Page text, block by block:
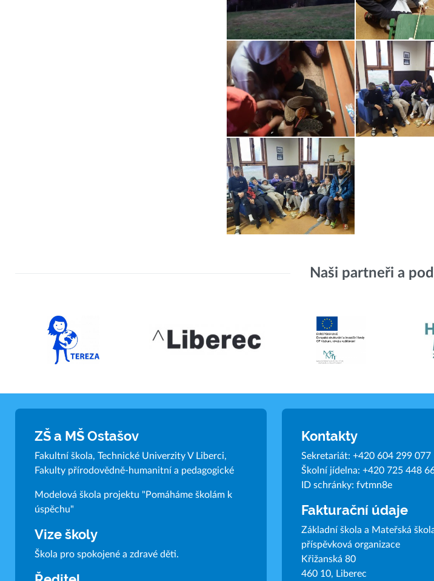
Naši partneři a
ZŠ a MŠ Ostašov
Fakultní škola, Technické Univerzity V Liberci,
Fakulty přírodovědně-humanitní a pedagogické
Modelová škola projektu "Pomáháme školám k
úspěchu"
Vize školy
Škola pro spokojené a zdravé děti.
Kontakty
Sekretariát: +420 604 299 077
Školní jídelna: +420 725 448
ID schránky: fvtmn8e
Fakturační údaje
Základní škola a Mateřská
příspěvková organizace
Křižanská 80
460 10, Liberec